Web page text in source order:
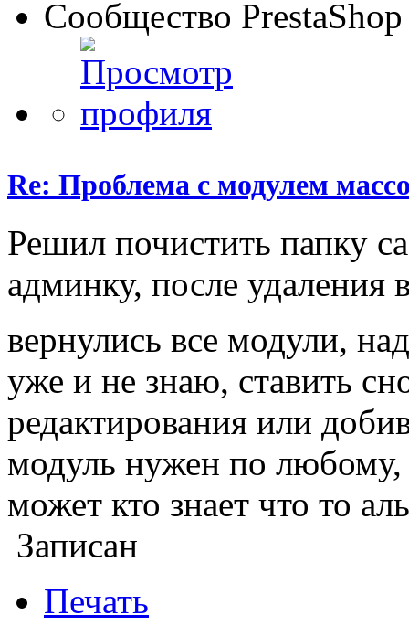
Сообщество PrestaShop
Re: Проблема с модулем
Решил почистить папку
админку, после удаления
вернулись все модули,
уже и не знаю, ставить
редактирования или
модуль нужен по
может кто знает что то
Записан
Печать